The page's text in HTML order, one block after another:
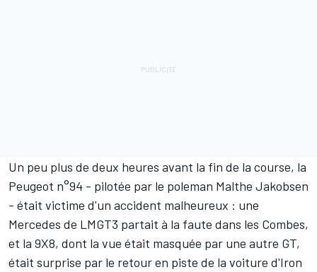
Un peu plus de deux heures avant la fin de la course, la
Peugeot n°94 - pilotée par le poleman Malthe Jakobsen
- était victime d'un accident malheureux : une
Mercedes de LMGT3 partait à la faute dans les Combes,
et la 9X8, dont la vue était masquée par une autre GT,
était surprise par le retour en piste de la voiture d'Iron